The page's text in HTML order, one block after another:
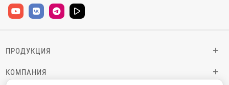
ПРОДУКЦИЯ +
КОМПАНИЯ +